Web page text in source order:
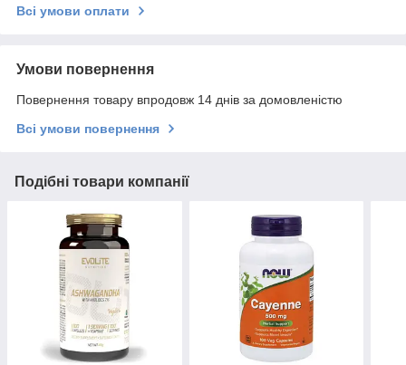
Всі умови оплати
Умови повернення
Повернення товару впродовж 14 днів за домовленістю
Всі умови повернення
Подібні товари компанії